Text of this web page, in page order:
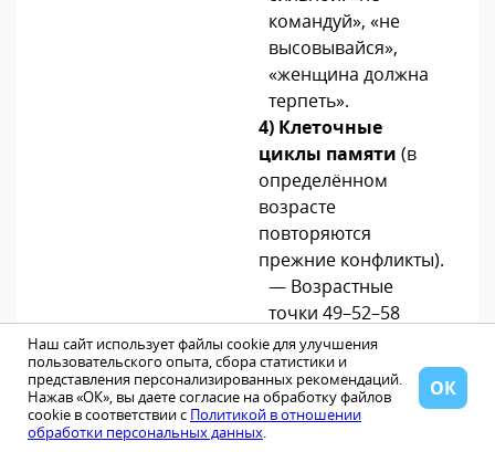
командуй», «не
высовывайся»,
«женщина должна
терпеть».
4) Клеточные
циклы памяти (в
определённом
возрасте
повторяются
прежние конфликты).
— Возрастные
точки 49–52–58
могут совпадать с
семейными
сценариями
«женщина теряет
Наш сайт использует файлы cookie для улучшения
пользовательского опыта, сбора статистики и
представления персонализированных рекомендаций.
Нажав «ОК», вы даете согласие на обработку файлов
cookie в соответствии с Политикой в отношении
обработки персональных данных.
ОК